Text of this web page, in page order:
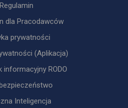
Regulamin
dla Pracodawców
prywatności
(Aplikacja)
informacyjny RODO
Inteligencja